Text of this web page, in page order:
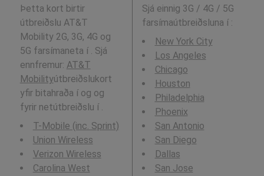
Þetta kort birtir
útbreiðslu AT&T
Mobility 2G, 3G, 4G og
5G farsímaneta í . Sjá
ennfremur: AT&T
Mobilityútbreiðslukort
yfir bitahraða í og og
fyrir netútbreiðslu í .
T-Mobile (inc. Sprint)
Union Wireless
Verizon Wireless
Carolina West
Sjá einnig 3G / 4G / 5G
farsímaútbreiðsluna í :
New York City
Los Angeles
Chicago
Houston
Philadelphia
Phoenix
San Antonio
San Diego
Dallas
San Jose